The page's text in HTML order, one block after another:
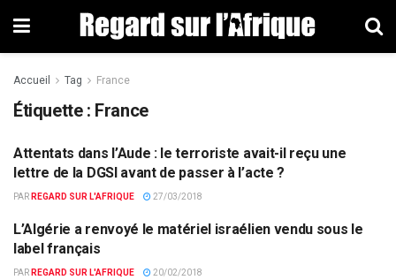
Accueil Tag France
Étiquette : France
EUROPE & MONDE
Attentats dans l’Aude : le terroriste avait-il reçu une
lettre de la DGSI avant de passer à l’acte ?
PAR REGARD SUR L'AFRIQUE 27/03/2018
ACTUALITÉS PAR PAYS
L’Algérie a renvoyé le matériel israélien vendu sous le
label français
PAR REGARD SUR L'AFRIQUE 20/02/2018